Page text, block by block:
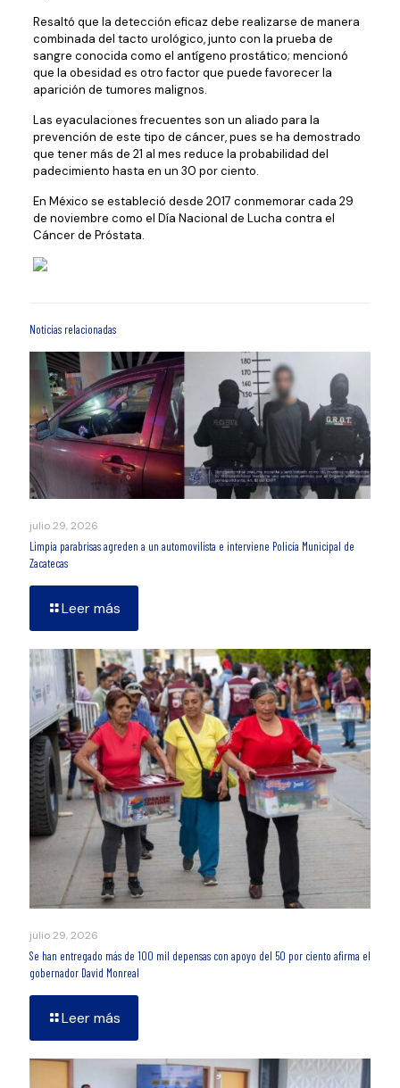
Resaltó que la detección eficaz debe realizarse de manera
combinada del tacto urológico, junto con la prueba de
sangre conocida como el antígeno prostático; mencionó
que la obesidad es otro factor que puede favorecer la
aparición de tumores malignos.
Las eyaculaciones frecuentes son un aliado para la
prevención de este tipo de cáncer, pues se ha demostrado
que tener más de 21 al mes reduce la probabilidad del
padecimiento hasta en un 30 por ciento.
En México se estableció desde 2017 conmemorar cada 29
de noviembre como el Día Nacional de Lucha contra el
Cáncer de Próstata.
Noticias relacionadas
julio 29, 2026
Limpia parabrisas agreden a un automovilista e interviene Policía Municipal de
Zacatecas
Leer más
julio 29, 2026
Se han entregado más de 100 mil depensas con apoyo del 50 por ciento afirma el
gobernador David Monreal
Leer más